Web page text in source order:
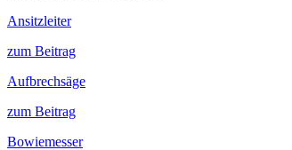
Ansitzleiter
zum Beitrag
Aufbrechsäge
zum Beitrag
Bowiemesser